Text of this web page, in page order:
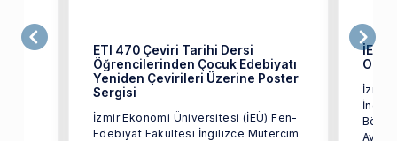
ETI 470 Çeviri Tarihi Dersi
Öğrencilerinden Çocuk Edebiyatı
Yeniden Çevirileri Üzerine Poster
Sergisi
İzmir Ekonomi Üniversitesi (İEÜ) Fen-
Edebiyat Fakültesi İngilizce Mütercim
Oldu
İzmir